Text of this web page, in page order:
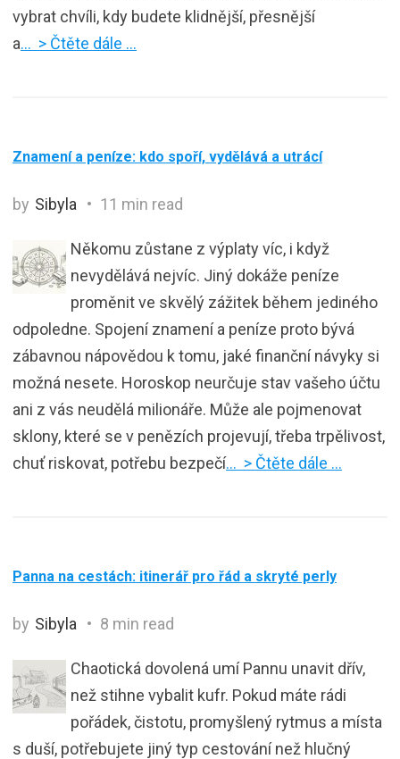
vybrat chvíli, kdy budete klidnější, přesnější
a… > Čtěte dále …
Znamení a peníze: kdo spoří, vydělává a utrácí
by Sibyla 11 min read
Někomu zůstane z výplaty víc, i když
nevydělává nejvíc. Jiný dokáže peníze
proměnit ve skvělý zážitek během jediného
odpoledne. Spojení znamení a peníze proto bývá
zábavnou nápovědou k tomu, jaké finanční návyky si
možná nesete. Horoskop neurčuje stav vašeho účtu
ani z vás neudělá milionáře. Může ale pojmenovat
sklony, které se v penězích projevují, třeba trpělivost,
chuť riskovat, potřebu bezpečí… > Čtěte dále …
Panna na cestách: itinerář pro řád a skryté perly
by Sibyla 8 min read
Chaotická dovolená umí Pannu unavit dřív,
než stihne vybalit kufr. Pokud máte rádi
pořádek, čistotu, promyšlený rytmus a místa
s duší, potřebujete jiný typ cestování než hlučný